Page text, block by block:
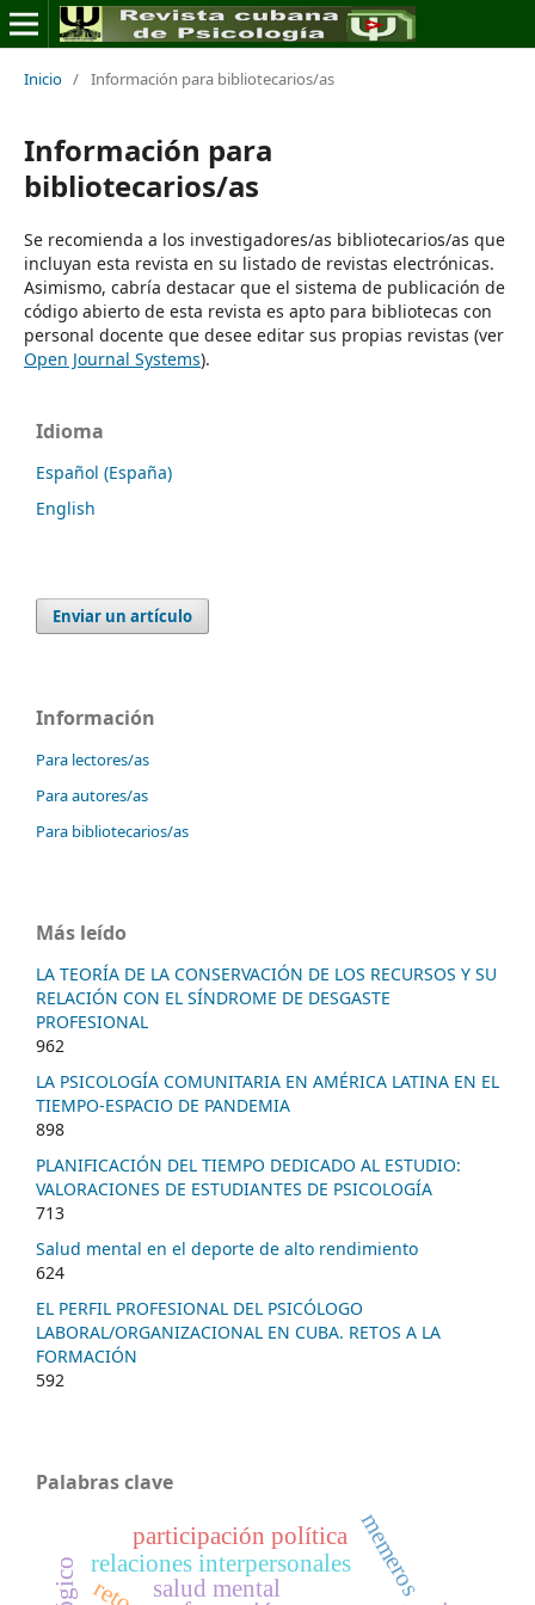
Inicio / Información para bibliotecarios/as
Información para
bibliotecarios/as
Se recomienda a los investigadores/as bibliotecarios/as que
incluyan esta revista en su listado de revistas electrónicas.
Asimismo, cabría destacar que el sistema de publicación de
código abierto de esta revista es apto para bibliotecas con
personal docente que desee editar sus propias revistas (ver
Open Journal Systems).
Idioma
Español (España)
English
Enviar un artículo
Información
Para lectores/as
Para autores/as
Para bibliotecarios/as
Más leído
LA TEORÍA DE LA CONSERVACIÓN DE LOS RECURSOS Y SU
RELACIÓN CON EL SÍNDROME DE DESGASTE
PROFESIONAL
962
LA PSICOLOGÍA COMUNITARIA EN AMÉRICA LATINA EN EL
TIEMPO-ESPACIO DE PANDEMIA
898
PLANIFICACIÓN DEL TIEMPO DEDICADO AL ESTUDIO:
VALORACIONES DE ESTUDIANTES DE PSICOLOGÍA
713
Salud mental en el deporte de alto rendimiento
624
EL PERFIL PROFESIONAL DEL PSICÓLOGO
LABORAL/ORGANIZACIONAL EN CUBA. RETOS A LA
FORMACIÓN
592
Palabras clave
relaciones interpersonales memeros
participación política
salud mental